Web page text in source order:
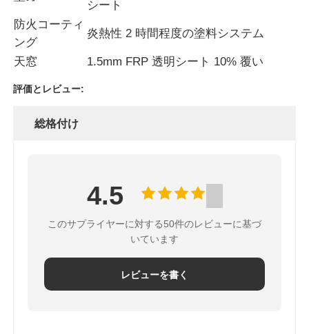
鉄骨造倉庫
鉱山構造
鉄骨構造鶏舎
シート
防火コーティ
ング
炎熱性 2 時間程度の塗料システム
天窓 1.5mm FRP 透明シート 10% 覆い
評価とレビュー:
総格付け
4.5
このサプライヤーに対する50件のレビューに基づ
いています
レビューを書く